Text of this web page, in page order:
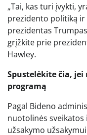
„Tai, kas turi įvykti,
prezidento politiką ir
prezidentas
grįžkite prie
Hawley.
Spustelėkite čia, jei
programą
Pagal Bideno
nuotolinės
užsakymo